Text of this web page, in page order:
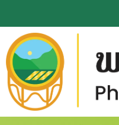
to
content